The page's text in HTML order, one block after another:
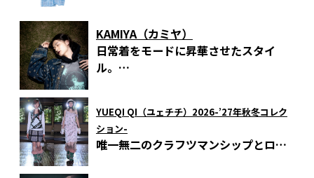
KAMIYA（カミヤ）
日常着をモードに昇華させたスタイ
ル。
〈東京発のブランドストーリー Vol.12〉
YUEQI QI（ユェチチ）2026-’27年秋冬コレク
ション-
唯一無二のクラフツマンシップとロマ